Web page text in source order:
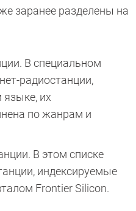
заранее разделены на
В специальном
радиостанции,
их
по жанрам и
В этом списке
индексируемые
Frontier Silicon.